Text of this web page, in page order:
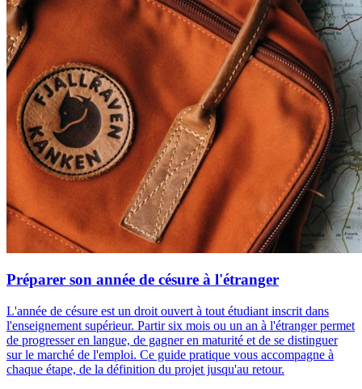
Préparer son année de césure à l'étranger
L'année de césure est un droit ouvert à tout étudiant inscrit dans
l'enseignement supérieur. Partir six mois ou un an à l'étranger permet
de progresser en langue, de gagner en maturité et de se distinguer
sur le marché de l'emploi. Ce guide pratique vous accompagne à
chaque étape, de la définition du projet jusqu'au retour.